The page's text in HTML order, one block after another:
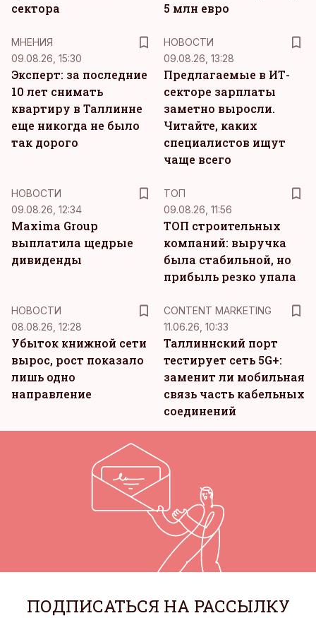
сектора
5 млн евро
MНЕНИЯ
09.08.26, 15:30
Эксперт: за последние
10 лет снимать
квартиру в Таллинне
еще никогда не было
так дорого
НОВОСТИ
09.08.26, 13:28
Предлагаемые в ИТ-
секторе зарплаты
заметно выросли.
Читайте, каких
специалистов ищут
чаще всего
НОВОСТИ
09.08.26, 12:34
Maxima Group
выплатила щедрые
дивиденды
ТОП
09.08.26, 11:56
ТОП строительных
компаний: выручка
была стабильной, но
прибыль резко упала
НОВОСТИ
08.08.26, 12:28
Убыток книжной сети
вырос, рост показало
лишь одно
направление
CONTENT MARKETING
11.06.26, 10:33
Таллиннский порт
тестирует сеть 5G+:
заменит ли мобильная
связь часть кабельных
соединений
ПОДПИСАТЬСЯ НА РАССЫЛКУ